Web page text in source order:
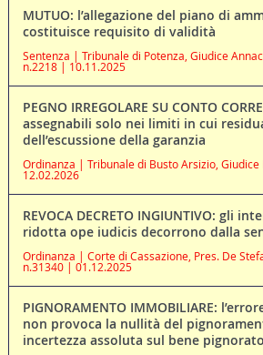
MUTUO: l’allegazione del piano di
costituisce requisito di validità
Sentenza | Tribunale di Potenza, Giudice
n.2218 | 10.11.2025
PEGNO IRREGOLARE SU CONTO
assegnabili solo nei limiti in cui
dell’escussione della garanzia
Ordinanza | Tribunale di Busto Arsizio,
12.02.2026
REVOCA DECRETO INGIUNTIVO: gli
ridotta ope iudicis decorrono dalla
Ordinanza | Corte di Cassazione, Pres. De
n.31340 | 01.12.2025
PIGNORAMENTO IMMOBILIARE:
non provoca la nullità del
incertezza assoluta sul bene pignorato